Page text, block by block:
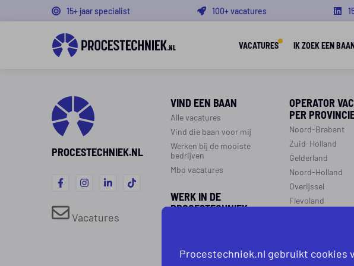
15+ jaar specialist 100+ vacatures
VACATURES IK ZOEK EEN
PROCESTECHNIEK.NL
Vacatures
VIND EEN BAAN
Alle vacatures
Vind die baan voor mij
Werken bij de mooiste
bedrijven
Mbo vacatures
WERK IN DE
PROCESTECHNIEK
Werken als procesoperator
OPERATOR
PER
Noord-Brabant
Zuid-Holland
Gelderland
Noord-Holland
Overijssel
Flevoland
Groningen
Procestechniek.nl gebruikt cookies